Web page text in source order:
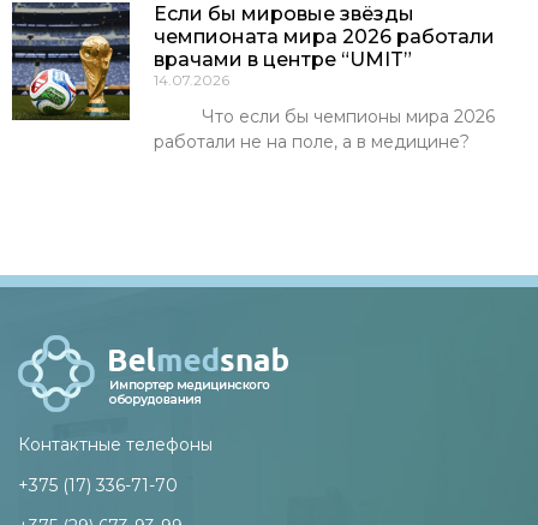
Если бы мировые звёзды
чемпионата мира 2026 работали
врачами в центре “UMIT”
14.07.2026
Что если бы чемпионы мира 2026
работали не на поле, а в медицине?
Контактные телефоны
+375 (17) 336-71-70